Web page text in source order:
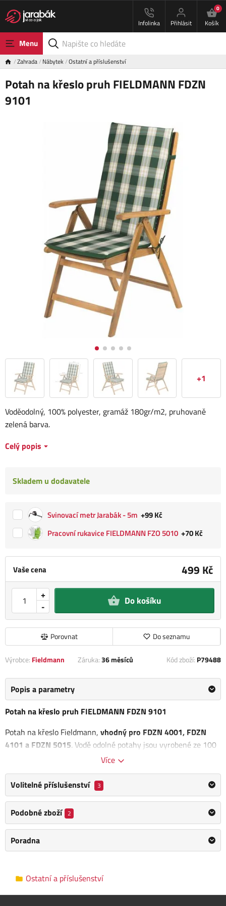
Infolinka Přihlásit
0
Košík
Menu
Zahrada Nábytek Ostatní a příslušenství
Potah na křeslo pruh FIELDMANN FDZN
9101
+1
Vaše cena 499 Kč
-
+ Do košíku
Porovnat Do seznamu
Voděodolný, 100% polyester, gramáž 180gr/m2, pruhovaně
zelená barva.
Celý popis
Skladem u dodavatele
Svinovací metr Jarabák - 5m +99 Kč
Pracovní rukavice FIELDMANN FZO 5010 +70 Kč
Výrobce: Fieldmann Záruka:36 měsíců Kód zboží: P79488
Popis a parametry
Potah na křeslo pruh FIELDMANN FDZN 9101
Potah na křeslo Fieldmann, vhodný pro FDZN 4001, FDZN
4101 a FDZN 5015. Vodě odolné potahy jsou vyrobené ze 100
Barevné provedení: pruhovaně zelená barva
Gramáž 180 gr/m2
Vodě odolný
Určeno pro venkovní použití
Rozměry:
Šířka: 45 cm
Tloušťka: 5 cm
Více
Volitelné příslušenství 3
Podobné zboží 2
Poradna
Ostatní a příslušenství